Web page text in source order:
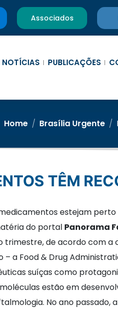
Associados
NOTÍCIAS PUBLICAÇÕES
Home / Brasília Urgente /
TÊM
estejam
do portal Panorama
de acordo com a
a Food & Drug
suíças como
estão em
No ano